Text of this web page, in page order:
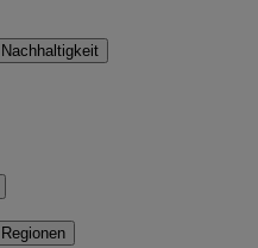
Nachhaltigkeit
Regionen